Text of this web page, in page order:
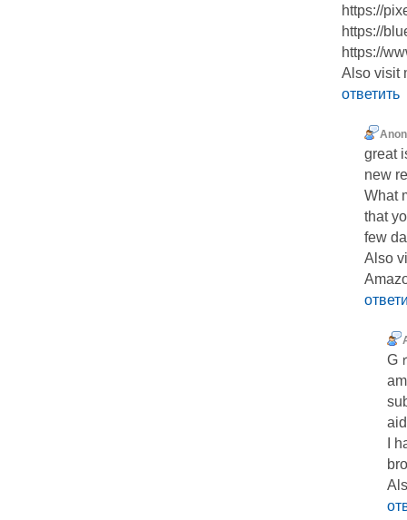
https://
https://
https://
Also visit
ответить
great
new
What
that
few
Also
G
I